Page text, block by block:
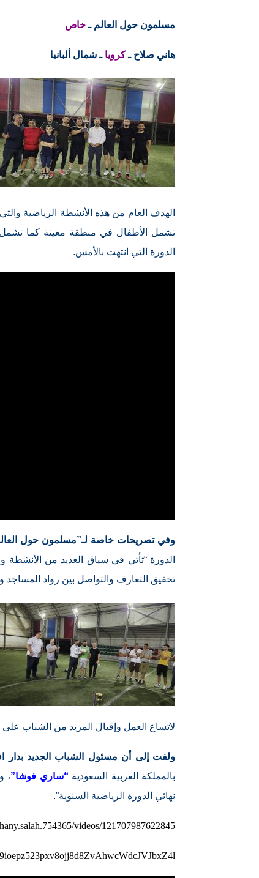
مسلمون حول العالم ـخاص
هاني صلاح ـكرويا ـ شمال ألبانيا
الهدف العام من هذه الأنشطة الرياضية والتي
تشمل الأطفال في منطقة معينة كما
الدورة التي انتهت بالأمس.
وفي تصريحات خاصة لـ”مسلمون حول
الدورة “تأتي في سياق العديد من
تحقيق التعارف والتواصل بين رواد المساجد
لاتساع العمل وإقبال المزيد من الشباب
ولفت إلى أن مسئول الشباب الجديد بدار
بالمملكة العربية السعودية “ساري فوشا”،
نهائي الدورة الرياضية السنوية”.
videos/121707987622845/